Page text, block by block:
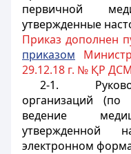
первичной
утвержденные
Приказ дополнен
приказом
29.12.18 г. № ҚР
2-1.
организаций (по
ведение
утвержденной
электронном